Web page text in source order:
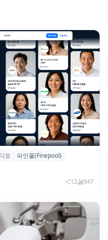
스타트업 전문가 매
오
파인풀(Finepool)
12 947